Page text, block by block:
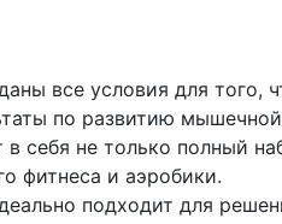
все условия для того,
по развитию
себя не только полный
фитнеса и аэробики.
подходит для